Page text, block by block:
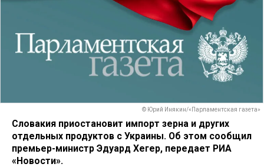
© Юрий Инякин/«Парламентская газета»
Словакия приостановит импорт зерна и других
отдельных продуктов с Украины. Об этом сообщил
премьер-министр Эдуард Хегер, передает РИА
«Новости».